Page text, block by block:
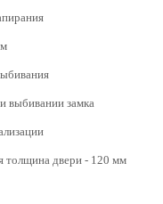
выбивании замка
толщина двери - 120 мм